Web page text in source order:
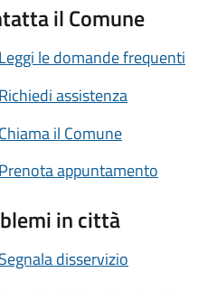
il Comune
le domande frequenti
assistenza
il Comune
appuntamento
in città
disservizio